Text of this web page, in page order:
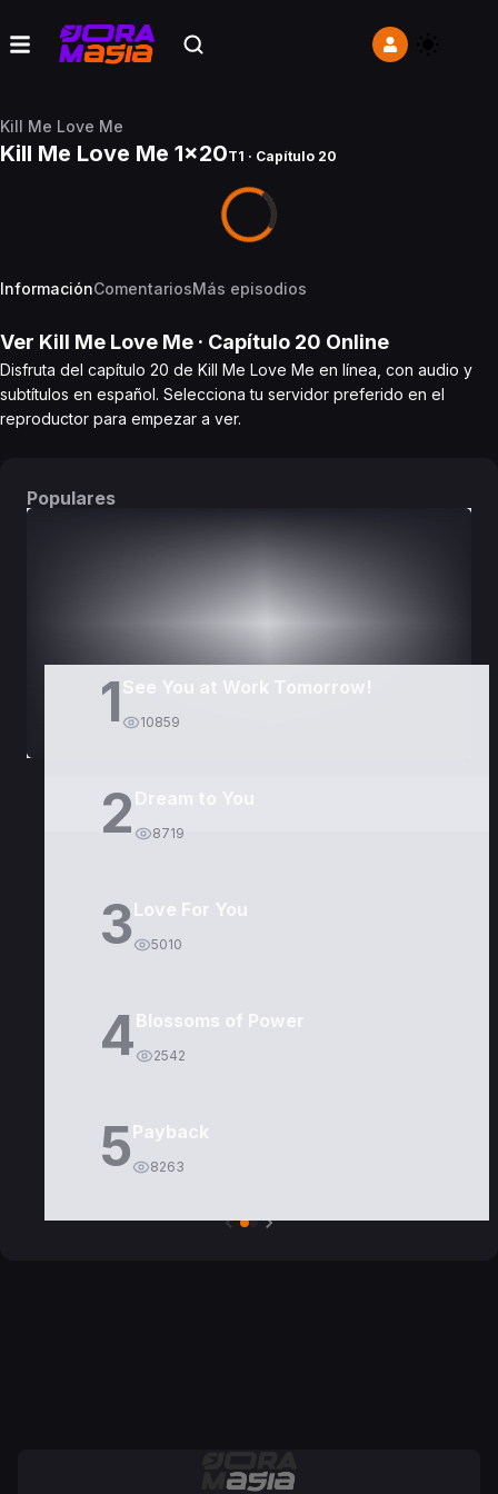
Kill Me Love Me
Kill Me Love Me 1x20T1 · Capítulo 20
InformaciónComentariosMás episodios
Ver Kill Me Love Me · Capítulo 20 Online
Disfruta del capítulo 20 de Kill Me Love Me en línea, con audio y
subtítulos en español. Selecciona tu servidor preferido en el
reproductor para empezar a ver.
Populares
1 See You at Work Tomorrow!
10859
2 8719
3Love For You
5010
4Blossoms of Power
2542
5Payback
8263